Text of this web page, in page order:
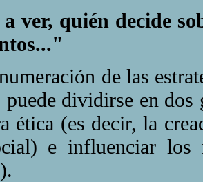
ver, quién decide
de las
dividirse en
ética (es decir, la
e influenciar los